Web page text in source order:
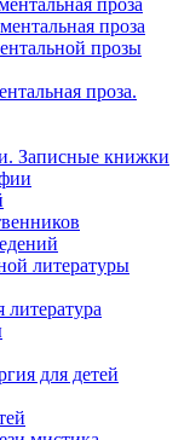
проза
проза
прозы
проза.
Записные книжки
литературы
литература
для детей